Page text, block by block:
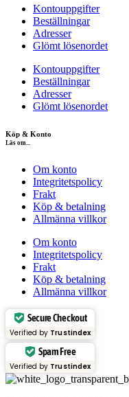
Kontouppgifter
Beställningar
Adresser
Glömt lösenordet
Kontouppgifter
Beställningar
Adresser
Glömt lösenordet
Köp & Konto
Läs om...
Om konto
Integritetspolicy
Frakt
Köp & betalning
Allmänna villkor
Om konto
Integritetspolicy
Frakt
Köp & betalning
Allmänna villkor
Secure Checkout
Verified by Trustindex
Spam Free
Verified by Trustindex